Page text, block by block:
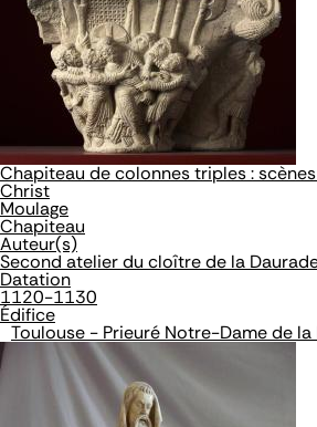
Chapiteau de colonnes triples :
Christ
Moulage
Chapiteau
Auteur(s)
Second atelier du cloître de la
Datation
1120-1130
Édifice
Toulouse - Prieuré Notre-Dame de la